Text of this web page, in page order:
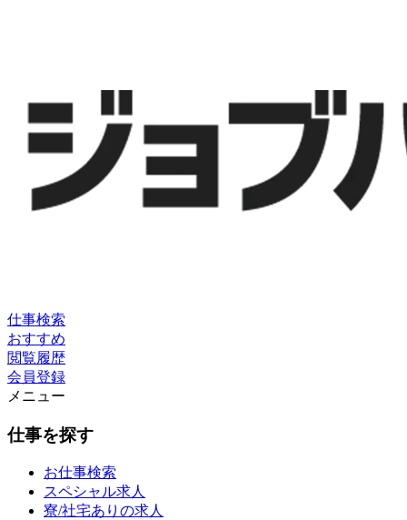
仕事検索
おすすめ
閲覧履歴
会員登録
メニュー
仕事を探す
お仕事検索
スペシャル求人
寮/社宅ありの求人